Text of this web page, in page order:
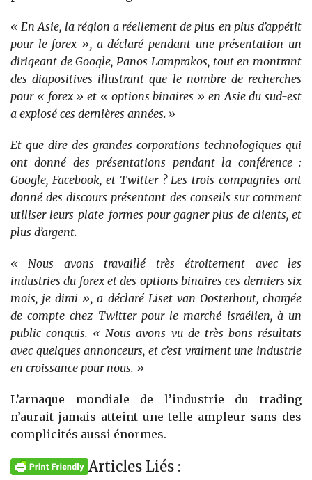
« En Asie, la région a réellement de plus en plus d’appétit
pour le forex », a déclaré pendant une présentation un
dirigeant de Google, Panos Lamprakos, tout en montrant
des diapositives illustrant que le nombre de recherches
pour « forex » et « options binaires » en Asie du sud-est
a explosé ces dernières années.»
Et que dire des grandes corporations technologiques qui
ont donné des présentations pendant la conférence :
Google, Facebook, et Twitter ? Les trois compagnies ont
donné des discours présentant des conseils sur comment
utiliser leurs plate-formes pour gagner plus de clients, et
plus d’argent.
« Nous avons travaillé très étroitement avec les
industries du forex et des options binaires ces derniers six
mois, je dirai », a déclaré Liset van Oosterhout, chargée
de compte chez Twitter pour le marché israélien, à un
public conquis. « Nous avons vu de très bons résultats
avec quelques annonceurs, et c’est vraiment une industrie
en croissance pour nous. »
L’arnaque mondiale de l’industrie du trading
n’aurait jamais atteint une telle ampleur sans des
complicités aussi énormes.
Articles Liés :